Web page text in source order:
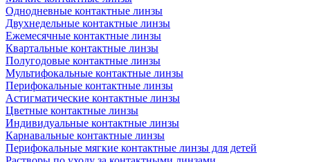
Однодневные контактные линзы
Двухнедельные контактные линзы
Ежемесячные контактные линзы
Квартальные контактные линзы
Полугодовые контактные линзы
Мультифокальные контактные линзы
Перифокальные контактные линзы
Астигматические контактные линзы
Цветные контактные линзы
Индивидуальные контактные линзы
Карнавальные контактные линзы
Перифокальные мягкие контактные линзы для детей